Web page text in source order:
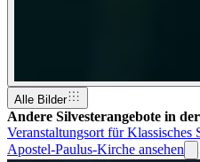
Alle Bilder
Andere Silvesterangebote in
Veranstaltungsort für Klassisches
Apostel-Paulus-Kirche ansehen